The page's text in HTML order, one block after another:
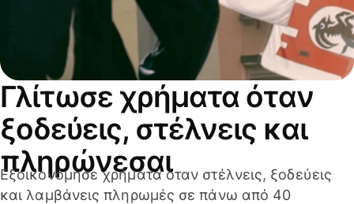
Γλίτωσε χρήματα όταν
ξοδεύεις, στέλνεις και
πληρώνεσαι
Εξοικονόμησε χρήματα όταν στέλνεις, ξοδεύεις
και λαμβάνεις πληρωμές σε πάνω από 40